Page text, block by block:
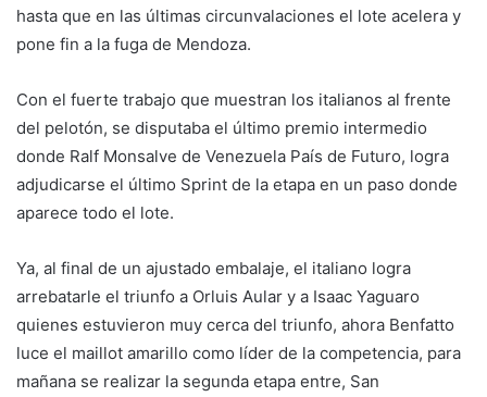
hasta que en las últimas circunvalaciones el lote acelera y
pone fin a la fuga de Mendoza.
Con el fuerte trabajo que muestran los italianos al frente
del pelotón, se disputaba el último premio intermedio
donde Ralf Monsalve de Venezuela País de Futuro, logra
adjudicarse el último Sprint de la etapa en un paso donde
aparece todo el lote.
Ya, al final de un ajustado embalaje, el italiano logra
arrebatarle el triunfo a Orluis Aular y a Isaac Yaguaro
quienes estuvieron muy cerca del triunfo, ahora Benfatto
luce el maillot amarillo como líder de la competencia, para
mañana se realizar la segunda etapa entre, San